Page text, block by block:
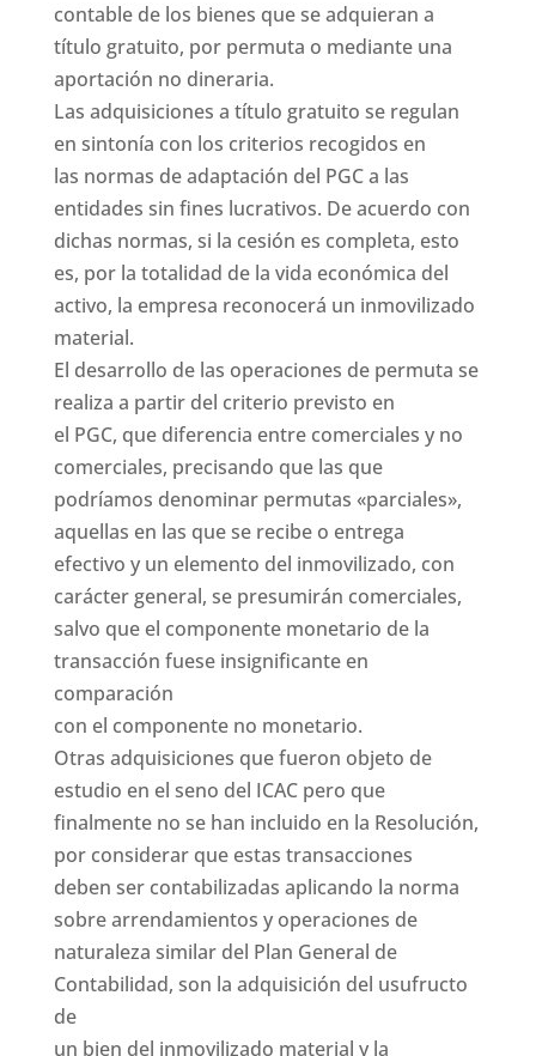
contable de los bienes que se adquieran a
título gratuito, por permuta o mediante una
aportación no dineraria.
Las adquisiciones a título gratuito se regulan
en sintonía con los criterios recogidos en
las normas de adaptación del PGC a las
entidades sin fines lucrativos. De acuerdo con
dichas normas, si la cesión es completa, esto
es, por la totalidad de la vida económica del
activo, la empresa reconocerá un inmovilizado
material.
El desarrollo de las operaciones de permuta se
realiza a partir del criterio previsto en
el PGC, que diferencia entre comerciales y no
comerciales, precisando que las que
podríamos denominar permutas «parciales»,
aquellas en las que se recibe o entrega
efectivo y un elemento del inmovilizado, con
carácter general, se presumirán comerciales,
salvo que el componente monetario de la
transacción fuese insignificante en
comparación
con el componente no monetario.
Otras adquisiciones que fueron objeto de
estudio en el seno del ICAC pero que
finalmente no se han incluido en la Resolución,
por considerar que estas transacciones
deben ser contabilizadas aplicando la norma
sobre arrendamientos y operaciones de
naturaleza similar del Plan General de
Contabilidad, son la adquisición del usufructo
de
un bien del inmovilizado material y la